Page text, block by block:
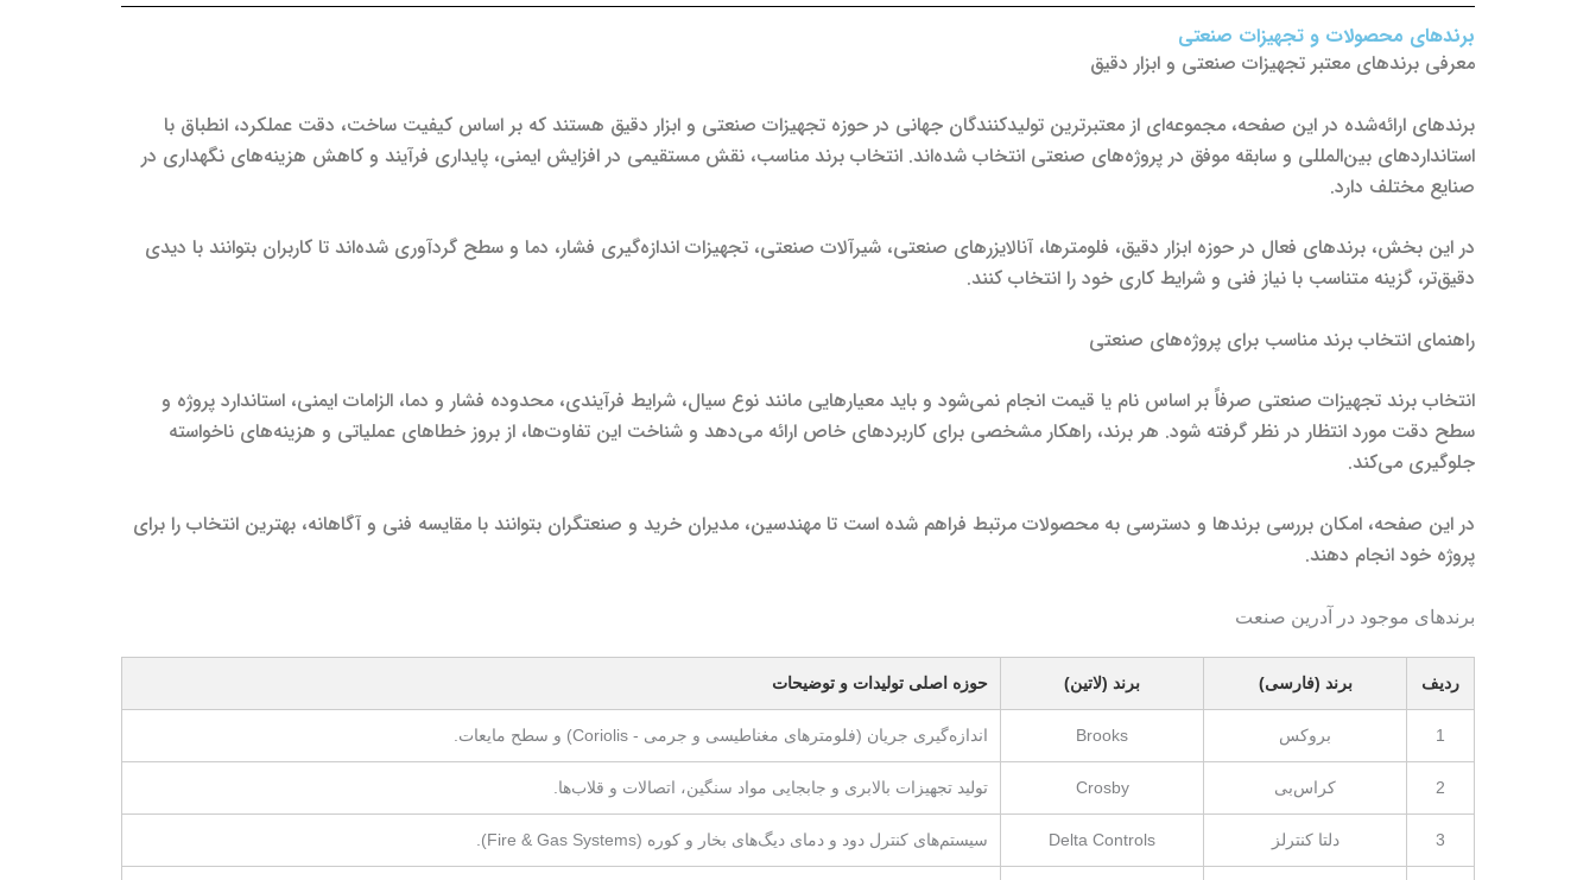
برندهای محصولات و تجهیزات صنعتی
معرفی برندهای معتبر تجهیزات صنعتی و ابزار دقیق
برندهای ارائه‌شده در این صفحه، مجموعه‌ای از معتبرترین تولیدکنندگان جهانی در حوزه تجهیزات صنعتی و ابزار دقیق هستند که بر اساس کیفیت ساخت، دقت عملکرد، انطباق با
استانداردهای بین‌المللی و سابقه موفق در پروژه‌های صنعتی انتخاب شده‌اند. انتخاب برند مناسب، نقش مستقیمی در افزایش ایمنی، پایداری فرآیند و کاهش هزینه‌های نگهداری در
صنایع مختلف دارد.
در این بخش، برندهای فعال در حوزه ابزار دقیق، فلومترها، آنالایزرهای صنعتی، شیرآلات صنعتی، تجهیزات اندازه‌گیری فشار، دما و سطح گردآوری شده‌اند تا کاربران بتوانند با دیدی
دقیق‌تر، گزینه متناسب با نیاز فنی و شرایط کاری خود را انتخاب کنند.
راهنمای انتخاب برند مناسب برای پروژه‌های صنعتی
انتخاب برند تجهیزات صنعتی صرفاً بر اساس نام یا قیمت انجام نمی‌شود و باید معیارهایی مانند نوع سیال، شرایط فرآیندی، محدوده فشار و دما، الزامات ایمنی، استاندارد پروژه و
سطح دقت مورد انتظار در نظر گرفته شود. هر برند، راهکار مشخصی برای کاربردهای خاص ارائه می‌دهد و شناخت این تفاوت‌ها، از بروز خطاهای عملیاتی و هزینه‌های ناخواسته
جلوگیری می‌کند.
در این صفحه، امکان بررسی برندها و دسترسی به محصولات مرتبط فراهم شده است تا مهندسین، مدیران خرید و صنعتگران بتوانند با مقایسه فنی و آگاهانه، بهترین انتخاب را برای
پروژه خود انجام دهند.
برندهای موجود در آدرین صنعت
ردیف برند (فارسی) برند (لاتین) حوزه اصلی تولیدات و توضیحات
1 بروکس Brooks اندازه‌گیری جریان (فلومترهای مغناطیسی و جرمی - Coriolis) و سطح مایعات.
2 کراس‌بی Crosby تولید تجهیزات بالابری و جابجایی مواد سنگین، اتصالات و قلاب‌ها.
3 دلتا کنترلز Delta Controls سیستم‌های کنترل دود و دمای دیگ‌های بخار و کوره (Fire & Gas Systems).